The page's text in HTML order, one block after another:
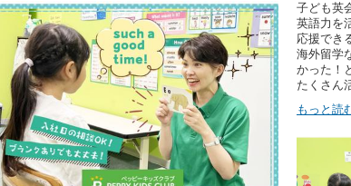
子ども英
英語力を
応援でき
海外留学
かった！
たくさん
もっと読